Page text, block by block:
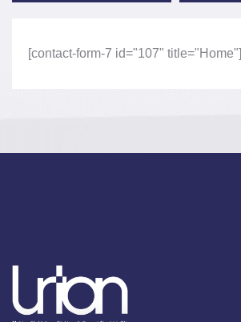
[contact-form-7 id="107" title="Home"]